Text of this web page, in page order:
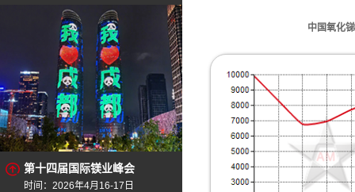
第十四届国际镁业峰会
时间：2026年4月16-17日
中国氧化